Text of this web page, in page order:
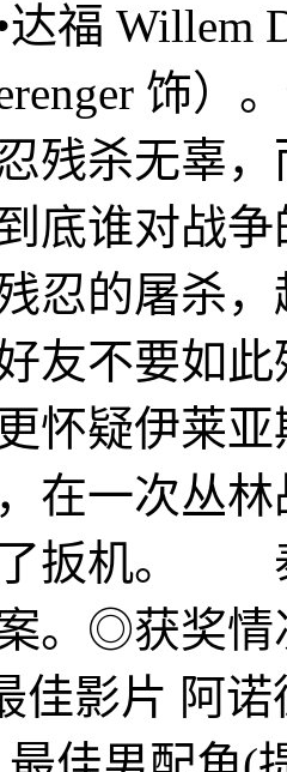
福 Willem
饰）
残杀无辜
底谁对战
忍的屠杀
友不要如
怀疑伊莱
在一次丛
扳机。
案。◎获奖
影片 阿诺